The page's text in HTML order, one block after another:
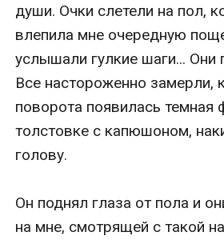
души. Очки слетели на пол,
влепила мне очередную
услышали гулкие шаги... Они
Все настороженно замерли,
поворота появилась темная
толстовке с капюшоном,
голову.
Он поднял глаза от пола и
на мне, смотрящей с такой